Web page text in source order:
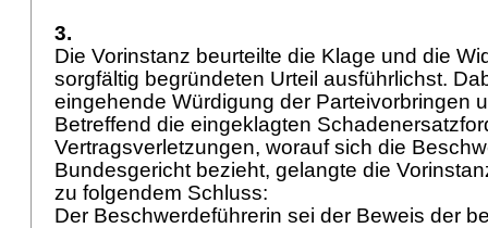
3.
Die Vorinstanz beurteilte die Klage und die
sorgfältig begründeten Urteil ausführlichst.
eingehende Würdigung der Parteivorbringen
Betreffend die eingeklagten
Vertragsverletzungen, worauf sich die
Bundesgericht bezieht, gelangte die
zu folgendem Schluss:
Der Beschwerdeführerin sei der Beweis der